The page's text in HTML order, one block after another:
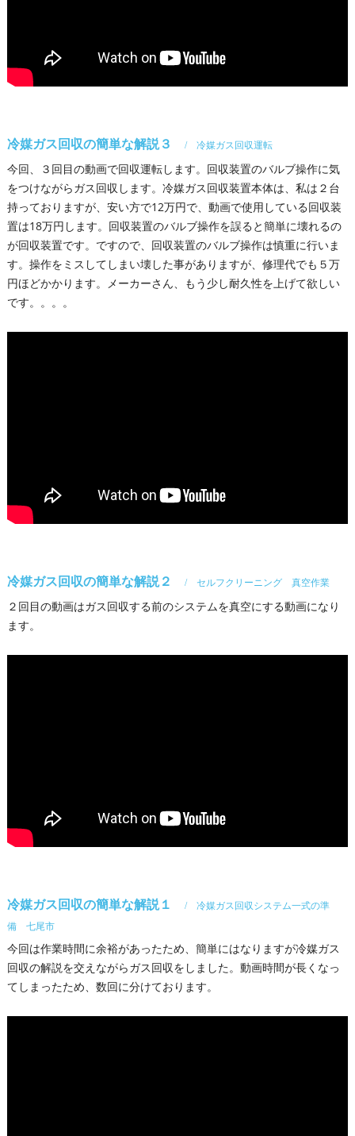
冷媒ガス回収の簡単な解説３ 冷媒ガス回収運転
今回、３回目の動画で回収運転します。回収装置のバルブ操作に気
をつけながらガス回収します。冷媒ガス回収装置本体は、私は２台
持っておりますが、安い方で12万円で、動画で使用している回収装
置は18万円します。回収装置のバルブ操作を誤ると簡単に壊れるの
が回収装置です。ですので、回収装置のバルブ操作は慎重に行いま
す。操作をミスしてしまい壊した事がありますが、修理代でも５万
円ほどかかります。メーカーさん、もう少し耐久性を上げて欲しい
です。。。。
冷媒ガス回収の簡単な解説２ セルフクリーニング 真空作業
２回目の動画はガス回収する前のシステムを真空にする動画になり
ます。
冷媒ガス回収の簡単な解説１
冷媒ガス回収システム一式の準
備 七尾市
今回は作業時間に余裕があったため、簡単にはなりますが冷媒ガス
回収の解説を交えながらガス回収をしました。動画時間が長くなっ
てしまったため、数回に分けております。